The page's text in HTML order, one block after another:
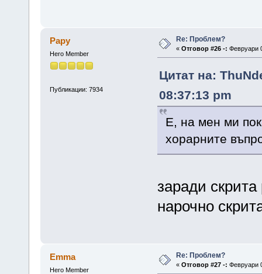
Papy
Hero Member
Публикации: 7934
Re: Проблем?
« Отговор #26 -: Февруари
Цитат на:
08:37:13 pm
Е, на мен ми
хорарните
заради
нарочно
Emma
Hero Member
Re: Проблем?
« Отговор #27 -: Февруари